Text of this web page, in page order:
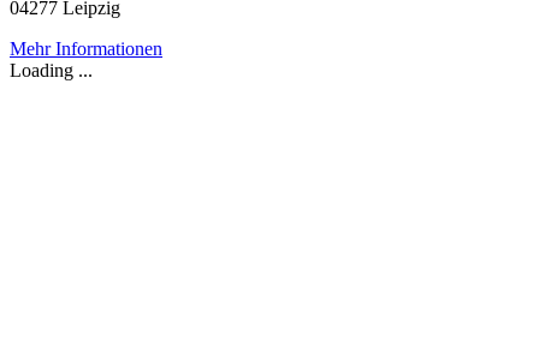
04277 Leipzig
Mehr Informationen
Loading ...